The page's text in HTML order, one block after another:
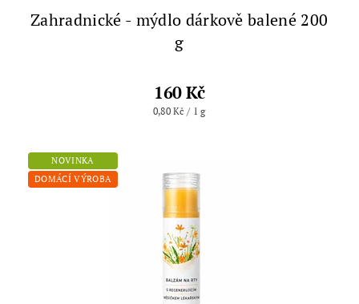
Zahradnické - mýdlo dárkově balené 200
g
160 Kč
0,80 Kč / 1 g
NOVINKA
DOMÁCÍ VÝROBA